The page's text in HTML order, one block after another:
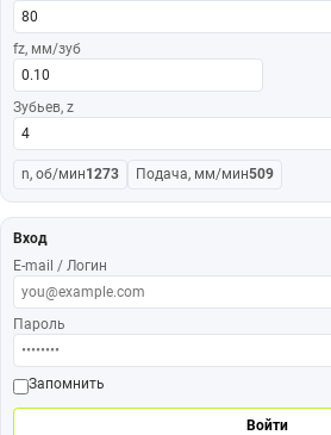
fz, мм/зуб
Зубьев, z
n, об/мин1273 Подача, мм/мин509
Вход
E-mail / Логин
Пароль
Запомнить
Войти